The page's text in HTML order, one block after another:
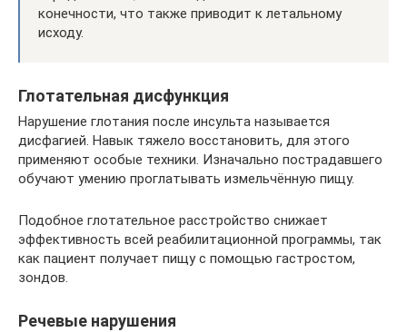
конечности, что также приводит к летальному
исходу.
Глотательная дисфункция
Нарушение глотания после инсульта называется
дисфагией. Навык тяжело восстановить, для этого
применяют особые техники. Изначально пострадавшего
обучают умению проглатывать измельчённую пищу.
Подобное глотательное расстройство снижает
эффективность всей реабилитационной программы, так
как пациент получает пищу с помощью гастростом,
зондов.
Речевые нарушения